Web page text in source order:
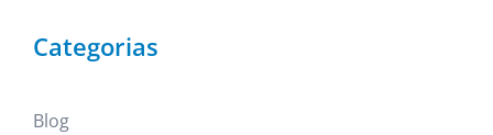
Categorias
Blog